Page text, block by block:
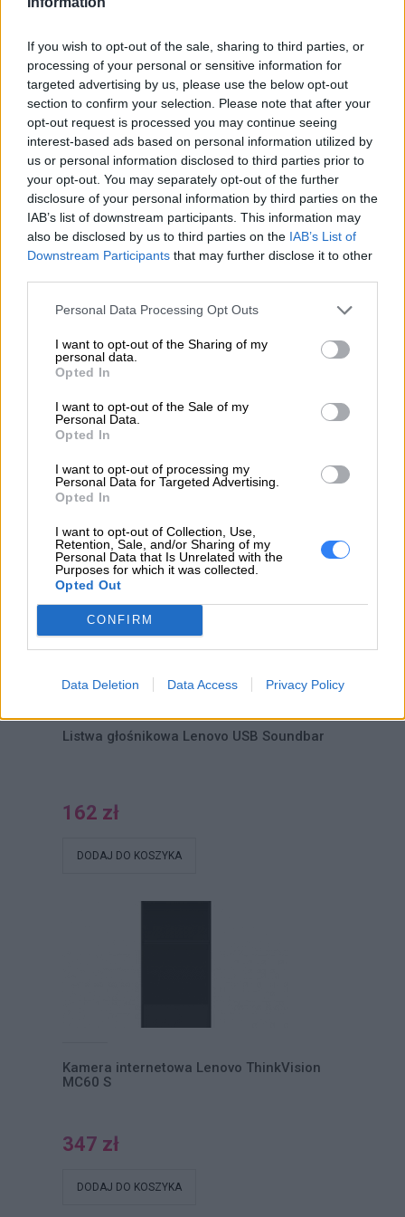
If you wish to opt-out of the sale, sharing to third parties, or
processing of your personal or sensitive information for
targeted advertising by us, please use the below opt-out
section to confirm your selection. Please note that after your
opt-out request is processed you may continue seeing
interest-based ads based on personal information utilized by
us or personal information disclosed to third parties prior to
your opt-out. You may separately opt-out of the further
disclosure of your personal information by third parties on the
IAB’s list of downstream participants. This information may
also be disclosed by us to third parties on the IAB’s List of
Downstream Participants that may further disclose it to other
Personal Data Processing Opt Outs
I want to opt-out of the Sharing of my
personal data.
Opted In
I want to opt-out of the Sale of my
Personal Data.
Opted In
I want to opt-out of processing my
Personal Data for Targeted Advertising.
Opted In
I want to opt-out of Collection, Use,
Retention, Sale, and/or Sharing of my
Personal Data that Is Unrelated with the
Purposes for which it was collected.
Opted Out
CONFIRM
Data Deletion Data Access Privacy Policy
EMAIL
WIADOMOŚĆ
Listwa głośnikowa Lenovo USB Soundbar
162 zł
DODAJ DO KOSZYKA
Kamera internetowa Lenovo ThinkVision
MC60 S
347 zł
DODAJ DO KOSZYKA